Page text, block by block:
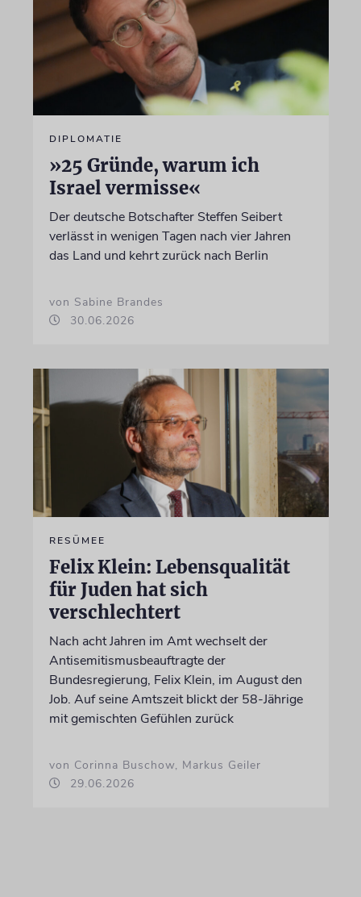
DIPLOMATIE
»25 Gründe, warum ich
Israel vermisse«
Der deutsche Botschafter Steffen Seibert
verlässt in wenigen Tagen nach vier Jahren
das Land und kehrt zurück nach Berlin
von Sabine Brandes
30.06.2026
RESÜMEE
Felix Klein: Lebensqualität
für Juden hat sich
verschlechtert
Nach acht Jahren im Amt wechselt der
Antisemitismusbeauftragte der
Bundesregierung, Felix Klein, im August den
Job. Auf seine Amtszeit blickt der 58-Jährige
mit gemischten Gefühlen zurück
von Corinna Buschow, Markus Geiler
29.06.2026